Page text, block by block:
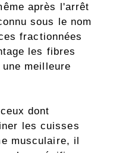
après l'arrêt
sous le nom
fractionnées
les fibres
meilleure
dont
les cuisses
musculaire, il